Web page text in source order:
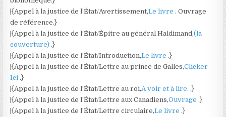
|{Appel à la justice de l’État/Avertissement,Le livre . Ouvrage
de référence.}
|{Appel à la justice de l’État/Épitre au général Haldimand,(la
couverture) .}
|{Appel à la justice de l’État/Introduction,Le livre .}
|{Appel à la justice de l’État/Lettre au prince de Galles,Clicker
Ici .}
|{Appel à la justice de l’État/Lettre au roi,A voir et à lire. .}
|{Appel à la justice de l’État/Lettre aux Canadiens,Ouvrage .}
|{Appel à la justice de l’État/Lettre circulaire,Le livre .}